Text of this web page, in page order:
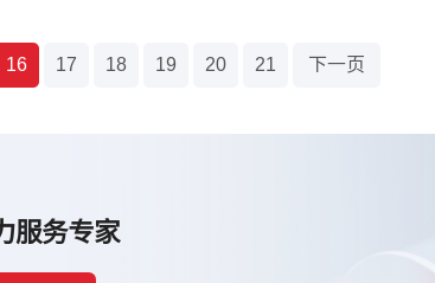
16 17 18 19 20 21 下一页
服务专家